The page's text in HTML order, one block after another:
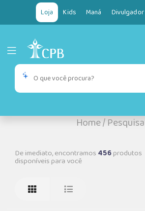
Loja Kids Maná Divulgador
Home/Pesquisa
De imediato, encontramos 456produtos
disponíveis para você